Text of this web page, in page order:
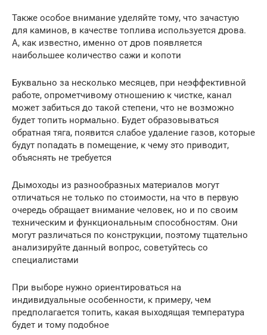
Также особое внимание уделяйте тому, что зачастую
для каминов, в качестве топлива используется дрова.
А, как известно, именно от дров появляется
наибольшее количество сажи и копоти
Буквально за несколько месяцев, при неэффективной
работе, опрометчивому отношению к чистке, канал
может забиться до такой степени, что не возможно
будет топить нормально. Будет образовываться
обратная тяга, появится слабое удаление газов, которые
будут попадать в помещение, к чему это приводит,
объяснять не требуется
Дымоходы из разнообразных материалов могут
отличаться не только по стоимости, на что в первую
очередь обращает внимание человек, но и по своим
техническим и функциональным способностям. Они
могут различаться по конструкции, поэтому тщательно
анализируйте данный вопрос, советуйтесь со
специалистами
При выборе нужно ориентироваться на
индивидуальные особенности, к примеру, чем
предполагается топить, какая выходящая температура
будет и тому подобное